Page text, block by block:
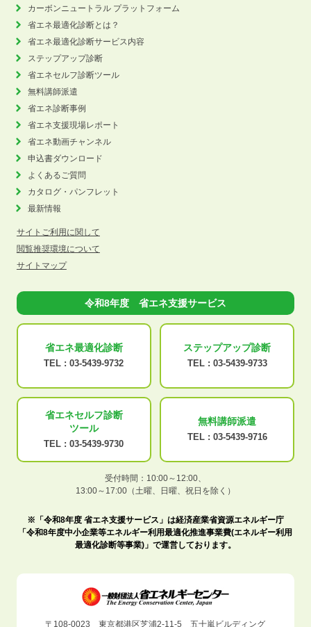
カーボンニュートラル プラットフォーム
省エネ最適化診断とは？
省エネ最適化診断サービス内容
ステップアップ診断
省エネセルフ診断ツール
無料講師派遣
省エネ診断事例
省エネ支援現場レポート
省エネ動画チャンネル
申込書ダウンロード
よくあるご質問
カタログ・パンフレット
最新情報
サイトご利用に関して
閲覧推奨環境について
サイトマップ
令和8年度 省エネ支援サービス
省エネ最適化診断
TEL : 03-5439-9732
ステップアップ診断
TEL : 03-5439-9733
省エネセルフ診断
ツール
TEL : 03-5439-9730
無料講師派遣
TEL : 03-5439-9716
受付時間：10:00～12:00、
13:00～17:00（土曜、日曜、祝日を除く）
※「令和8年度 省エネ支援サービス」は経済産業省資源エネルギー庁
「令和8年度中小企業等エネルギー利用最適化推進事業費(エネルギー利用
最適化診断等事業)」で運営しております。
〒108-0023 東京都港区芝浦2-11-5 五十嵐ビルディング